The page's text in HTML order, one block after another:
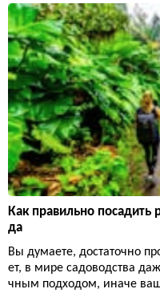
Как правильно посадить
да
Вы думаете, достаточно
ет, в мире садоводства
чным подходом, иначе